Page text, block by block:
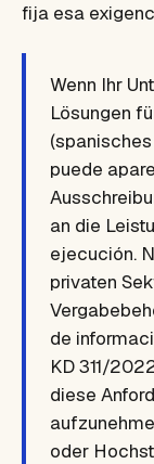
fija esa
Wenn Ihr
Lösungen
puede
an die
ejecución.
privaten
de
KD 311/
diese
oder